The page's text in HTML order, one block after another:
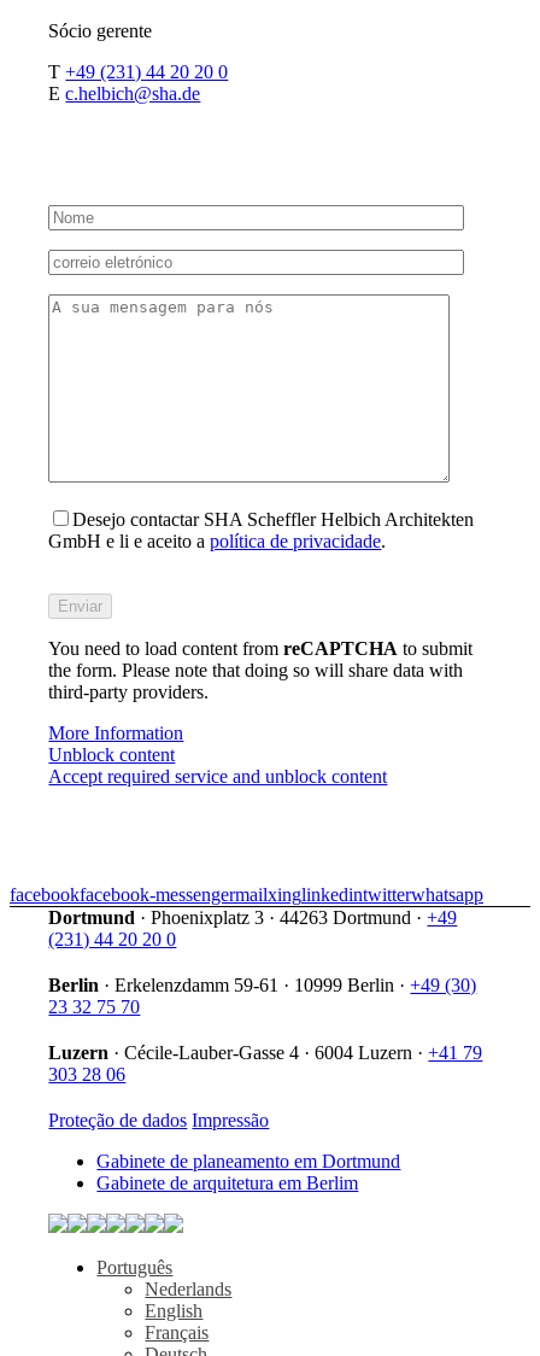
Sócio gerente
T +49 (231) 44 20 20 0
E c.helbich@sha.de
Desejo contactar SHA Scheffler Helbich Architekten
GmbH e li e aceito apolítica de privacidade.
füllen
dieses
Feld
nicht
You need to load content fromreCAPTCHA to submit
the form. Please note that doing so will share data with
third-party providers.
More Information
Unblock content
Accept required service and unblock content
facebookfacebook-messengermailxinglinkedintwitterwhatsapp
Dortmund · Phoenixplatz 3 · 44263 Dortmund · +49
(231) 44 20 20 0
Berlin · Erkelenzdamm 59-61 · 10999 Berlin · +49 (30)
23 32 75 70
Luzern · Cécile-Lauber-Gasse 4 · 6004 Luzern · +41 79
303 28 06
Proteção de dados Impressão
Gabinete de planeamento em Dortmund
Gabinete de arquitetura em Berlim
Português
Nederlands
English
Français